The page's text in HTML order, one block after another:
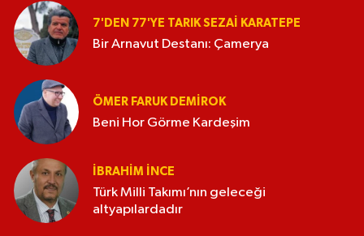
7'DEN 77'YE TARIK SEZAI KARATEPE
Bir Arnavut Destanı: Çamerya
ÖMER FARUK DEMIROK
Beni Hor Görme Kardeşim
İBRAHIM İNCE
Türk Milli Takımı’nın geleceği
altyapılardadır